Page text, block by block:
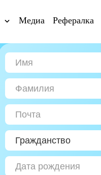
Медиа Рефералка